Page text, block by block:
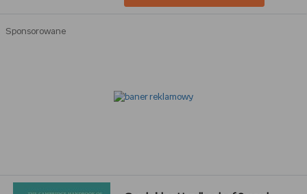
Sponsorowane